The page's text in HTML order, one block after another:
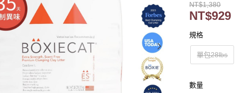
NT$1,380
NT$929
規格
單包28lbs
數量